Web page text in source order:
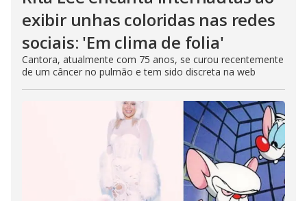
exibir unhas coloridas nas redes
sociais: 'Em clima de folia'
Cantora, atualmente com 75 anos, se curou recentemente
de um câncer no pulmão e tem sido discreta na web